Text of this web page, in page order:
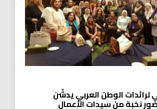
لرائدات الوطن العربي يدشّن
نخبة من سيدات الأعمال